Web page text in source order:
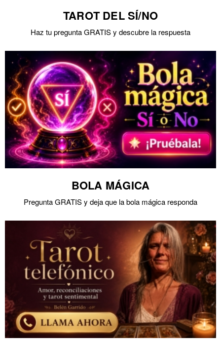
TAROT DEL SÍ/NO
Haz tu pregunta GRATIS y descubre la respuesta
BOLA MÁGICA
Pregunta GRATIS y deja que la bola mágica responda